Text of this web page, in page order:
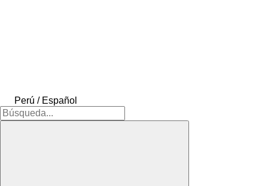
Perú / Español